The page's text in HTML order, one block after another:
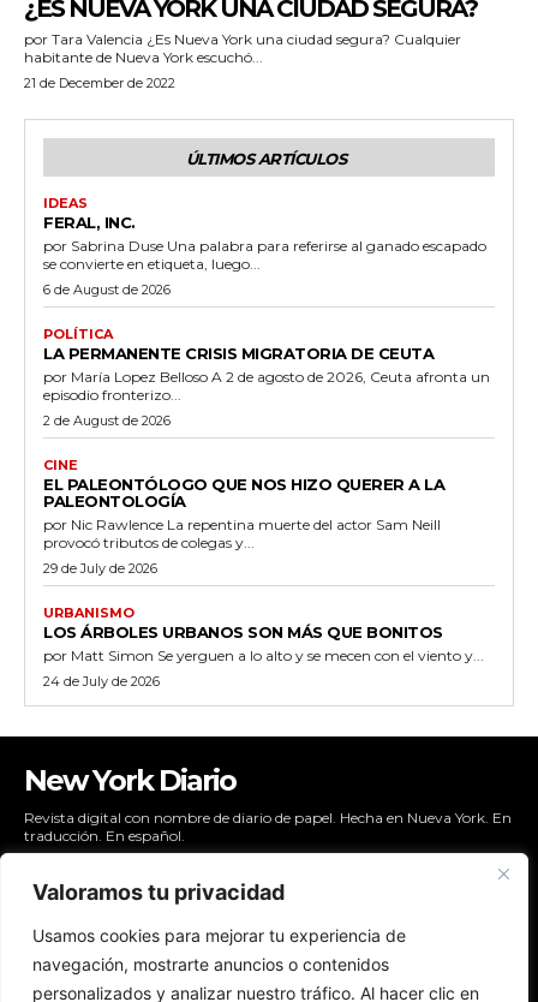
Valoramos tu privacidad
Usamos cookies para mejorar tu experiencia de
navegación, mostrarte anuncios o contenidos
personalizados y analizar nuestro tráfico. Al hacer clic en
¿ES NUEVA YORK UNA CIUDAD SEGURA?
por Tara Valencia ¿Es Nueva York una ciudad segura? Cualquier
habitante de Nueva York escuchó...
21 de December de 2022
ÚLTIMOS ARTÍCULOS
IDEAS
FERAL, INC.
por Sabrina Duse Una palabra para referirse al ganado escapado
se convierte en etiqueta, luego...
6 de August de 2026
POLÍTICA
LA PERMANENTE CRISIS MIGRATORIA DE CEUTA
por María Lopez Belloso A 2 de agosto de 2026, Ceuta afronta un
episodio fronterizo...
2 de August de 2026
CINE
EL PALEONTÓLOGO QUE NOS HIZO QUERER A LA
PALEONTOLOGÍA
por Nic Rawlence La repentina muerte del actor Sam Neill
provocó tributos de colegas y...
29 de July de 2026
URBANISMO
LOS ÁRBOLES URBANOS SON MÁS QUE BONITOS
por Matt Simon Se yerguen a lo alto y se mecen con el viento y...
24 de July de 2026
New York Diario
Revista digital con nombre de diario de papel. Hecha en Nueva York. En
traducción. En español.
NYDIARIO
NEWSLETTER
POLÍTICAS DE PRIVACIDAD